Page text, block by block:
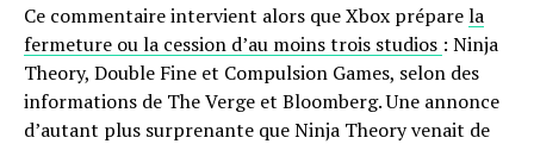
Ce commentaire intervient alors que Xbox préparela
fermeture ou la cession d’au moins trois studios : Ninja
Theory, Double Fine et Compulsion Games, selon des
informations de The Verge et Bloomberg. Une annonce
d’autant plus surprenante que Ninja Theory venait de